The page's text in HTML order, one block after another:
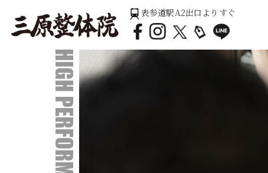
表参道駅A2出口よりすぐ